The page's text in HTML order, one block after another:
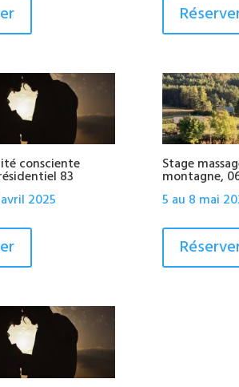
consciente
83
2025
Stage
montagne,
5 au 8 mai